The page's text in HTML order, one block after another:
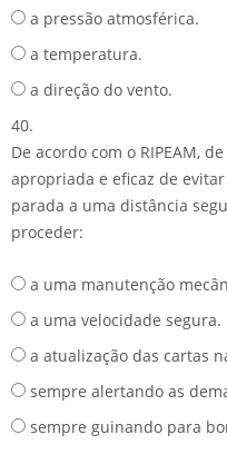
a pressão atmosférica.
a temperatura.
a direção do vento.
40.
De acordo com o RIPEAM,
apropriada e eficaz de
parada a uma distância
proceder:
a uma manutenção
a uma velocidade segura.
a atualização das cartas
sempre alertando as
sempre guinando para